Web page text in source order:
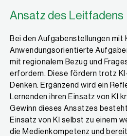
Ansatz des Leitfadens
Bei den Aufgabenstellungen
Anwendungsorientierte
mit regionalem Bezug und
erfordern. Diese fördern trotz
Denken. Ergänzend wird ein
Lernenden ihren Einsatz von KI
Gewinn dieses Ansatzes
Einsatz von KI selbst zu einem
die Medienkompetenz und